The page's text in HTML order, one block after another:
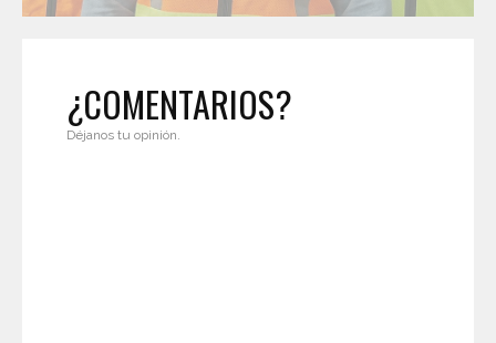
¿COMENTARIOS?
Déjanos tu opinión.